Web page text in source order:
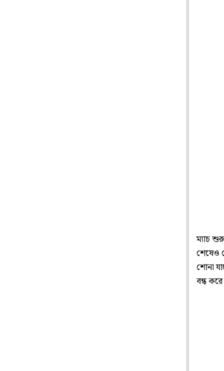
ম্যাচ
শেষেও
শোনা
বন্ধ